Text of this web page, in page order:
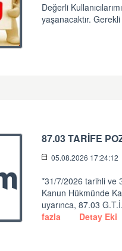
Değerli
yaşanacaktır.
87.03 TARİFE
05.08.2026 17:24:12
*31/7/2026 tarihli ve
Kanun Hükmünde
uyarınca, 87.03
fazla
Detay Eki